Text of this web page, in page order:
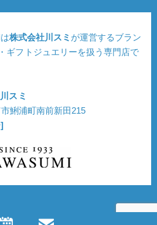
株式会社川スミ が運営するブラン
ギフトジュエリーを扱う専門店で
スミ
鯏浦町南前新田215
All Rights Reserved.